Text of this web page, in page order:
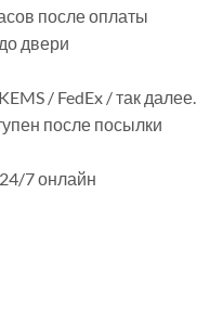
после оплаты
двери
/ FedEx / так далее.
после посылки
7 онлайн